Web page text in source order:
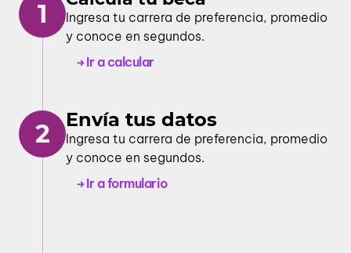
1
Ingresa tu carrera de preferencia, promedio
y conoce en segundos.
Ir a calcular
2 Envía tus datos
Ingresa tu carrera de preferencia, promedio
y conoce en segundos.
Ir a formulario